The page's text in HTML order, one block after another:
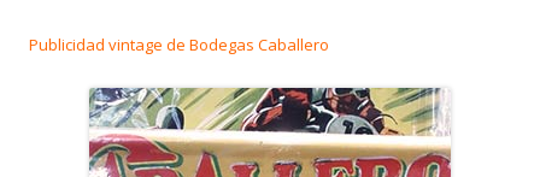
Publicidad vintage de Bodegas Caballero